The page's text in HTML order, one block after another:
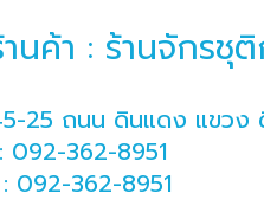
นค้า : ร้านจักรชุ
25 ถนน ดินแดง แขวง
092-362-8951
: 092-362-8951